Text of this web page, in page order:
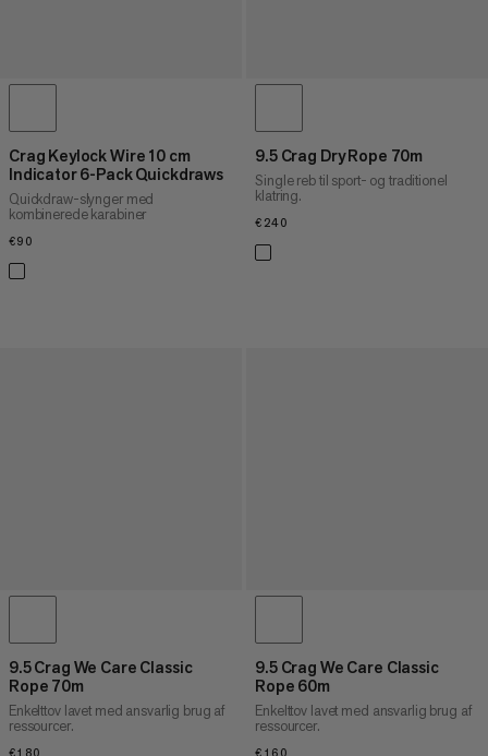
Crag Keylock Wire 10 cm
Indicator 6-Pack Quickdraws
Quickdraw-slynger med
kombinerede karabiner
€90
9.5 Crag Dry Rope 70m
Single reb til sport- og traditionel
klatring.
€240
9.5 Crag We Care Classic
Rope 70m
Enkelttov lavet med ansvarlig brug af
ressourcer.
€180
9.5 Crag We Care Classic
Rope 60m
Enkelttov lavet med ansvarlig brug af
ressourcer.
€160